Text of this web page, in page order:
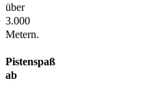
über
3.000
Metern.
Pistenspaß
ab